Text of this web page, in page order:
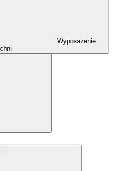
Wyposażenie